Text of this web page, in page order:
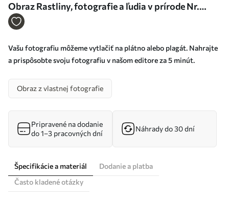
Obraz Rastliny, fotografie a ľudia v prírode Nr.
s31871
Vašu fotografiu môžeme vytlačiť na plátno alebo plagát. Nahrajte
a prispôsobte svoju fotografiu v našom editore za 5 minút.
Obraz z vlastnej fotografie
Pripravené na dodanie
do 1–3 pracovných dní
Náhrady do 30 dní
Špecifikácie a materiál
Dodanie a platba
Často kladené otázky